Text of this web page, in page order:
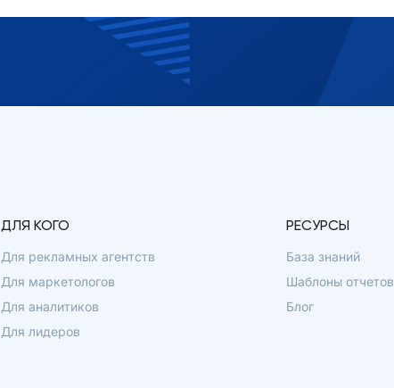
ДЛЯ КОГО
Для рекламных агентств
Для маркетологов
Для аналитиков
Для лидеров
РЕСУРСЫ
База знаний
Шаблоны отчетов
Блог